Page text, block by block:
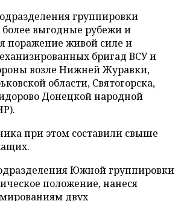
группировки
более выгодные рубежи и
поражение живой силе и
бригад ВСУ и
возле Нижней Журавки,
области, Святогорска,
Донецкой народной
при этом составили свыше
Южной группировки
положение, нанеся
двух